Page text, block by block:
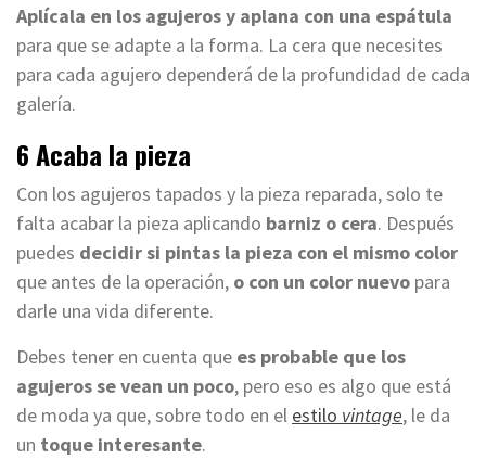
Aplícala en los agujeros y aplana con una espátula
para que se adapte a la forma. La cera que necesites
para cada agujero dependerá de la profundidad de cada
galería.
6 Acaba la pieza
Con los agujeros tapados y la pieza reparada, solo te
falta acabar la pieza aplicando barniz o cera. Después
puedes decidir si pintas la pieza con el mismo color
que antes de la operación, o con un color nuevo para
darle una vida diferente.
Debes tener en cuenta que es probable que los
agujeros se vean un poco, pero eso es algo que está
de moda ya que, sobre todo en el estilo vintage, le da
un toque interesante.